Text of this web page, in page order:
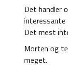
Det handler
interessante
Det mest
Morten og
meget.